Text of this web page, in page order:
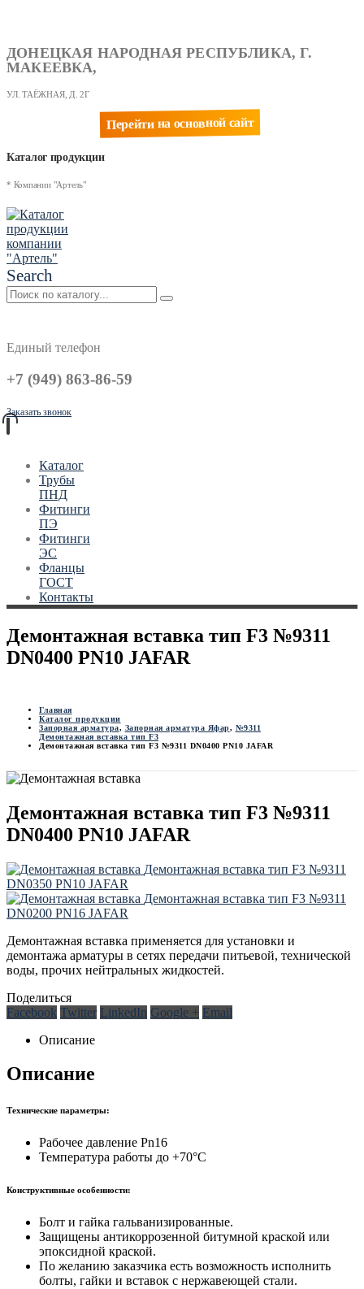
ДОНЕЦКАЯ НАРОДНАЯ РЕСПУБЛИКА, Г.
МАКЕЕВКА,
УЛ. ТАЁЖНАЯ, Д. 2Г
Перейти на основной сайт
Каталог продукции
* Компании "Артель"
Search
Единый телефон
+7 (949) 863-86-59
Заказать звонок
Каталог
Трубы
ПНД
Фитинги
ПЭ
Фитинги
ЭС
Фланцы
ГОСТ
Контакты
Демонтажная вставка тип F3 №9311
DN0400 PN10 JAFAR
Главная
Каталог продукции
Запорная арматура, Запорная арматура Яфар, №9311
Демонтажная вставка тип F3
Демонтажная вставка тип F3 №9311 DN0400 PN10 JAFAR
Демонтажная вставка тип F3 №9311
DN0400 PN10 JAFAR
Демонтажная вставка тип F3 №9311
DN0350 PN10 JAFAR
Демонтажная вставка тип F3 №9311
DN0200 PN16 JAFAR
Демонтажная вставка применяется для установки и
демонтажа арматуры в сетях передачи питьевой, технической
воды, прочих нейтральных жидкостей.
Поделиться
Facebook Twitter LinkedIn Google + Email
Описание
Описание
Технические параметры:
Рабочее давление Pn16
Температура работы до +70°C
Конструктивные особенности:
Болт и гайка гальванизированные.
Защищены антикоррозенной битумной краской или
эпоксидной краской.
По желанию заказчика есть возможность исполнить
болты, гайки и вставок с нержавеющей стали.